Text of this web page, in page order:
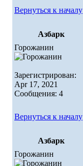
Вернуться к началу
Азбарк
Горожанин
Зарегистрирован:
Apr 17, 2021
Сообщения: 4
Вернуться к началу
Азбарк
Горожанин